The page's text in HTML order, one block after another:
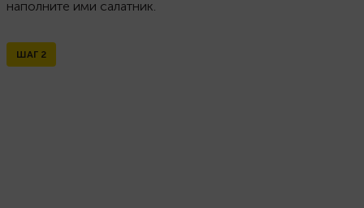
наполните ими салатник.
ШАГ 2